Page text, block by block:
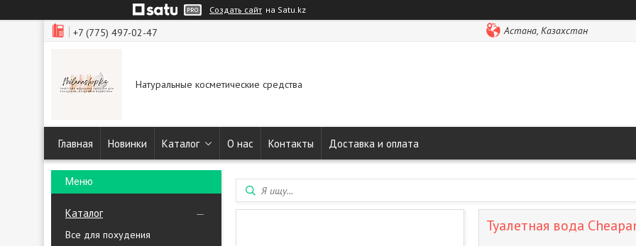
Создать сайт на Satu.kz
+7 (775) 497-02-47 Астана, Казахстан
Натуральные косметические средства
Главная Новинки Каталог О нас Контакты Доставка и оплата
Каталог
Все для похудения
Туалетная вода